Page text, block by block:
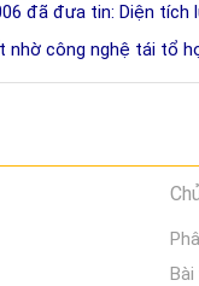
đã đưa tin: Diện tích
nhờ công nghệ tái tổ